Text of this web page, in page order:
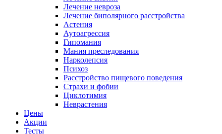
Лечение невроза
Лечение биполярного расстройства
Астения
Аутоагрессия
Гипомания
Мания преследования
Нарколепсия
Психоз
Расстройство пищевого поведения
Cтрахи и фобии
Циклотимия
Неврастения
Цены
Акции
Тесты